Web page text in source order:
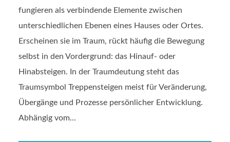
fungieren als verbindende Elemente zwischen
unterschiedlichen Ebenen eines Hauses oder Ortes.
Erscheinen sie im Traum, rückt häufig die Bewegung
selbst in den Vordergrund: das Hinauf- oder
Hinabsteigen. In der Traumdeutung steht das
Traumsymbol Treppensteigen meist für Veränderung,
Übergänge und Prozesse persönlicher Entwicklung.
Abhängig vom...